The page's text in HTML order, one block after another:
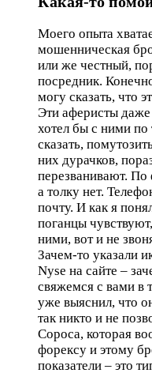
Моего опыта
мошенническая
или же честный,
посредник.
могу сказать, что
Эти аферисты даже
хотел бы с ними по
сказать,
них дурачков,
перезванивают. По
а толку нет.
почту. И как я
поганцы
ними, вот и не
Зачем-то указали
Nyse на сайте –
свяжемся с вами в
уже выяснил, что
так никто и не
Сороса, которая
форексу и этому
показатели – это